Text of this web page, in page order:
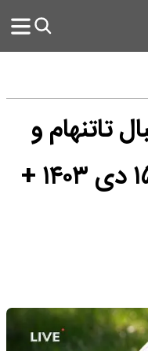
تاتنهام و
نیوکسل امروز شنبه ۱۵ دی ۱۴۰۳ +